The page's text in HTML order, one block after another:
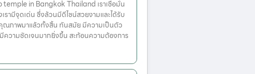
in Bangkok Thailand เราเชื่อมั่น
รามีจุดเด่น ซึ่งล้วนมีดีไซน์สวยงามและได้รับ
ณภาพมาแล้วทั้งสิ้น ทันสมัย มีความเป็นตัว
ความชัดเจนมากยิ่งขึ้น สะท้อนความต้องการ